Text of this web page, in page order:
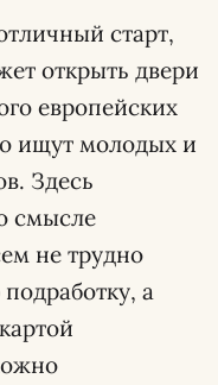
старт,
открыть двери
европейских
ищут молодых и
Здесь
смысле
не трудно
а